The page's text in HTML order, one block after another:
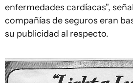
enfermedades cardíacas",
compañías de seguros eran
su publicidad al respecto.